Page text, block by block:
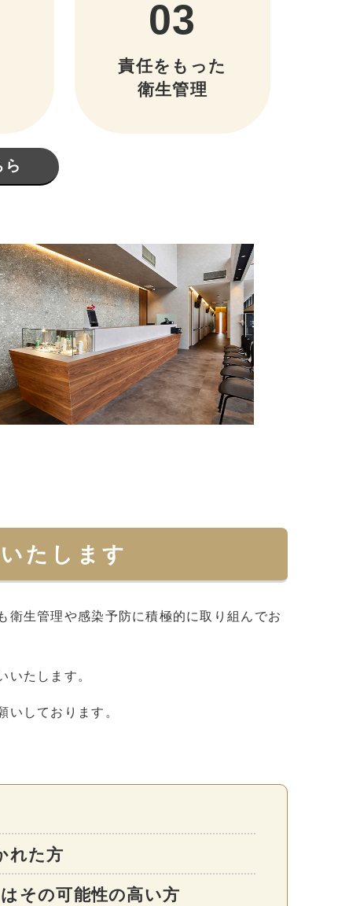
03
責任をもった
衛生管理
ら
たします
衛生管理や感染予防に積極的に取り組んでお
いたします。
いしております。
れた方
その可能性の高い方